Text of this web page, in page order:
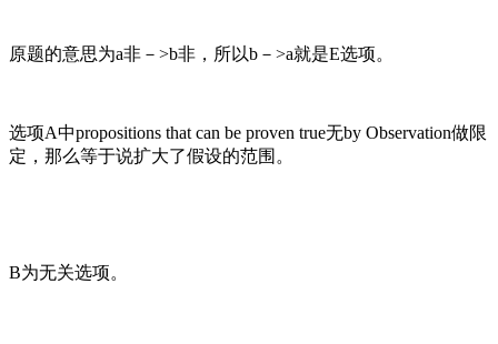
原题的意思为a非－ >b非，所以b － >a就是E选项。
选项A中propositions that can be proven true无by Observation做限
定，那么等于说扩大了假设的范围。
B为无关选项。